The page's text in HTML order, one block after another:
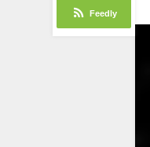
Feedly